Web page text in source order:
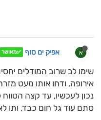
א אפיק ים סוף ✅מאושר
שימו לב שרוב המודלים
אירופה, ודחו אותו מעט
נכון לעכשיו, עד קצה הטווח
סתם עוד גל חום כבד, ותו